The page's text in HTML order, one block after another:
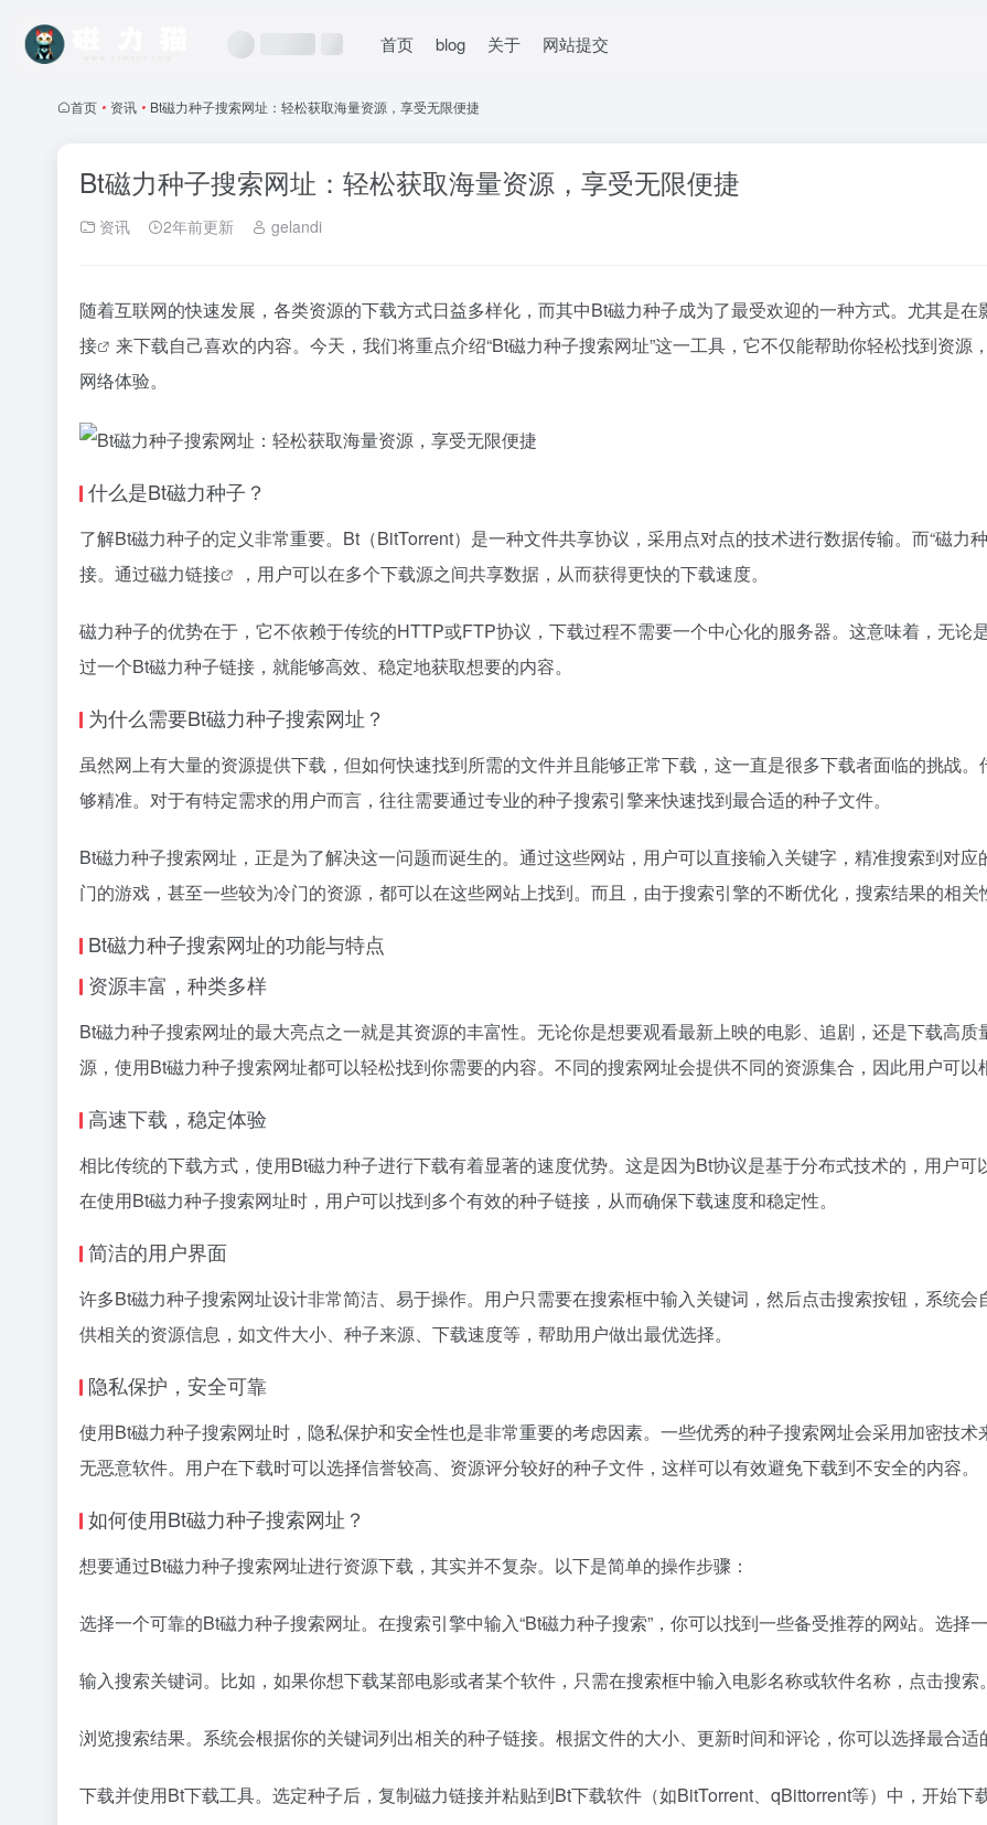
首页 blog 关于 网站提交
首页 • 资讯 • Bt磁力种子搜索网址：轻松获取海量资源，享受无限便捷
Bt磁力种子搜索网址：轻松获取海量资源，享受无限便捷
资讯 2年前更新 gelandi
随着互联网的快速发展，各类资源的下载方式日益多样化，而其中Bt磁力种子成为了最受欢迎的一种方式。尤其是
接
来下载自己喜欢的内容。今天，我们将重点介绍“Bt磁力种子搜索网址”这一工具，它不仅能帮助你轻松找到资
网络体验。
什么是Bt磁力种子？
了解Bt磁力种子的定义非常重要。Bt（BitTorrent）是一种文件共享协议，采用点对点的技术进行数据传输。而“磁力
接。通过磁力链接 ，用户可以在多个下载源之间共享数据，从而获得更快的下载速度。
磁力种子的优势在于，它不依赖于传统的HTTP或FTP协议，下载过程不需要一个中心化的服务器。这意味着，无论
过一个Bt磁力种子链接，就能够高效、稳定地获取想要的内容。
为什么需要Bt磁力种子搜索网址？
虽然网上有大量的资源提供下载，但如何快速找到所需的文件并且能够正常下载，这一直是很多下载者面临的挑战
够精准。对于有特定需求的用户而言，往往需要通过专业的种子搜索引擎来快速找到最合适的种子文件。
Bt磁力种子搜索网址，正是为了解决这一问题而诞生的。通过这些网站，用户可以直接输入关键字，精准搜索到对
门的游戏，甚至一些较为冷门的资源，都可以在这些网站上找到。而且，由于搜索引擎的不断优化，搜索结果的相关
Bt磁力种子搜索网址的功能与特点
资源丰富，种类多样
Bt磁力种子搜索网址的最大亮点之一就是其资源的丰富性。无论你是想要观看最新上映的电影、追剧，还是下载高
源，使用Bt磁力种子搜索网址都可以轻松找到你需要的内容。不同的搜索网址会提供不同的资源集合，因此用户可以
高速下载，稳定体验
相比传统的下载方式，使用Bt磁力种子进行下载有着显著的速度优势。这是因为Bt协议是基于分布式技术的，用户可
在使用Bt磁力种子搜索网址时，用户可以找到多个有效的种子链接，从而确保下载速度和稳定性。
简洁的用户界面
许多Bt磁力种子搜索网址设计非常简洁、易于操作。用户只需要在搜索框中输入关键词，然后点击搜索按钮，系统
供相关的资源信息，如文件大小、种子来源、下载速度等，帮助用户做出最优选择。
隐私保护，安全可靠
使用Bt磁力种子搜索网址时，隐私保护和安全性也是非常重要的考虑因素。一些优秀的种子搜索网址会采用加密技术
无恶意软件。用户在下载时可以选择信誉较高、资源评分较好的种子文件，这样可以有效避免下载到不安全的内容。
如何使用Bt磁力种子搜索网址？
想要通过Bt磁力种子搜索网址进行资源下载，其实并不复杂。以下是简单的操作步骤：
选择一个可靠的Bt磁力种子搜索网址。在搜索引擎中输入“Bt磁力种子搜索”，你可以找到一些备受推荐的网站。选择
输入搜索关键词。比如，如果你想下载某部电影或者某个软件，只需在搜索框中输入电影名称或软件名称，点击搜索。
浏览搜索结果。系统会根据你的关键词列出相关的种子链接。根据文件的大小、更新时间和评论，你可以选择最合适
下载并使用Bt下载工具。选定种子后，复制磁力链接并粘贴到Bt下载软件（如BitTorrent、qBittorrent等）中，开始下